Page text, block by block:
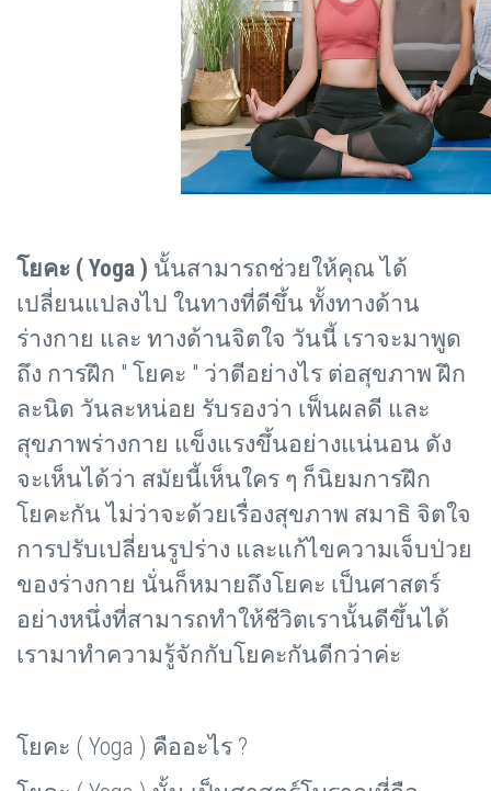
โยคะ ( Yoga ) นั้นสามารถช่วยให้คุณ ได้
เปลี่ยนแปลงไป ในทางที่ดีขึ้น ทั้งทางด้าน
ร่างกาย และ ทางด้านจิตใจ วันนี้ เราจะมาพูด
ถึง การฝึก " โยคะ " ว่าดีอย่างไร ต่อสุขภาพ ฝึก
ละนิด วันละหน่อย รับรองว่า เฟ็นผลดี และ
สุขภาพร่างกาย แข็งแรงขึ้นอย่างแน่นอน ดัง
จะเห็นได้ว่า สมัยนี้เห็นใคร ๆ ก็นิยมการฝึก
โยคะกัน ไม่ว่าจะด้วยเรื่องสุขภาพ สมาธิ จิตใจ
การปรับเปลี่ยนรูปร่าง และแก้ไขความเจ็บป่วย
ของร่างกาย นั่นก็หมายถึงโยคะ เป็นศาสตร์
อย่างหนึ่งที่สามารถทำให้ชีวิตเรานั้นดีขึ้นได้
เรามาทำความรู้จักกับโยคะกันดีกว่าค่ะ
โยคะ ( Yoga ) คืออะไร ?